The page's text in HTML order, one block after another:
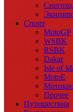
Спорт
MotoGP
WSBK
RSBK
Dakar
Isle of
MotoE
Прочее
Путешествия